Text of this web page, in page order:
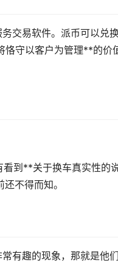
交易软件。派币可以兑
恪守以客户为管理**的价
看到**关于换车真实性的
不得而知。
有趣的现象，那就是他